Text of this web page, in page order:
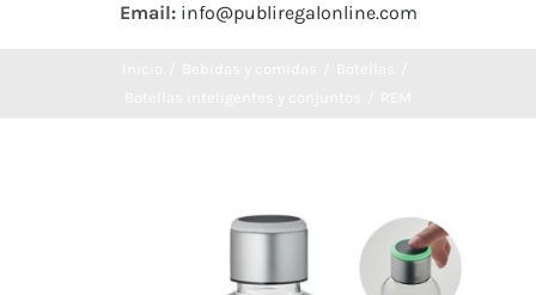
Email: info@publiregalonline.com